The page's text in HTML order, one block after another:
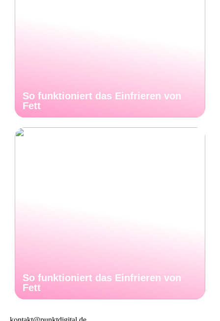
So funktioniert das Einfrieren von
Fett
So funktioniert das Einfrieren von
Fett